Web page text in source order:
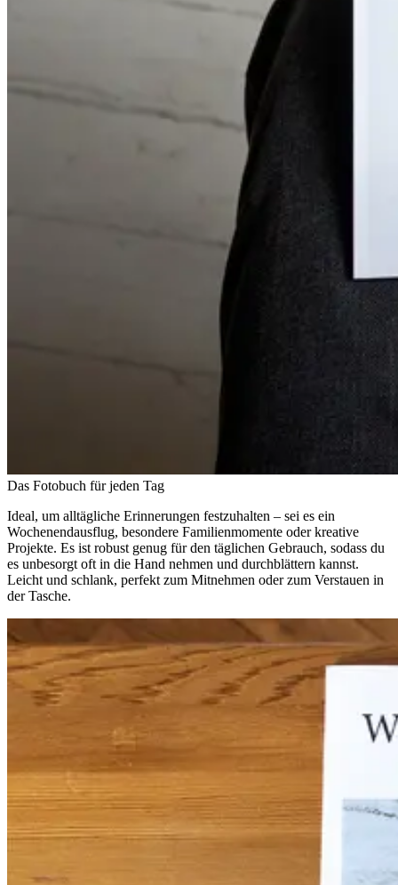
Das Fotobuch für jeden Tag
Ideal, um alltägliche Erinnerungen festzuhalten – sei es ein
Wochenendausflug, besondere Familienmomente oder kreative
Projekte. Es ist robust genug für den täglichen Gebrauch, sodass du
es unbesorgt oft in die Hand nehmen und durchblättern kannst.
Leicht und schlank, perfekt zum Mitnehmen oder zum Verstauen in
der Tasche.